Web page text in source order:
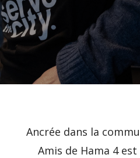
Ancrée dans la
Amis de Hama 4